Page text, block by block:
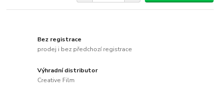
Bez registrace
prodej i bez předchozí registrace
Výhradní distributor
Creative Film